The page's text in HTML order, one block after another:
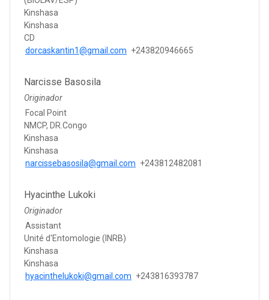
Kinshasa
Kinshasa
CD
dorcaskantin1@gmail.com +243820946665
Narcisse Basosila
Originador
Focal Point
NMCP, DR.Congo
Kinshasa
Kinshasa
narcissebasosila@gmail.com +243812482081
Hyacinthe Lukoki
Originador
Assistant
Unité d'Entomologie (INRB)
Kinshasa
Kinshasa
hyacinthelukoki@gmail.com +243816393787